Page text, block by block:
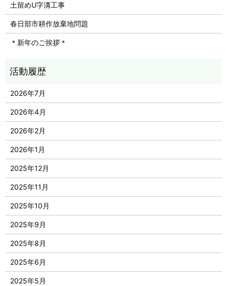
土留めU字溝工事
春日部市耕作放棄地問題
＊新年のご挨拶＊
2026年7月
2026年4月
2026年2月
2026年1月
2025年12月
2025年11月
2025年10月
2025年9月
2025年8月
2025年6月
2025年5月